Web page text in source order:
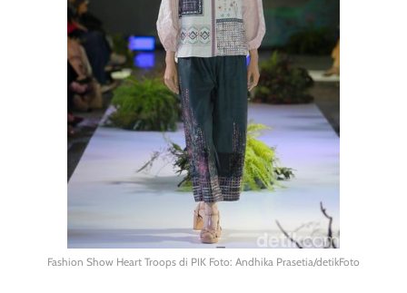
Fashion Show Heart Troops di PIK Foto: Andhika Prasetia/detikFoto